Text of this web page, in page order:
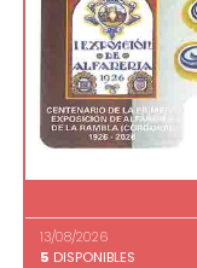
13/08/2026
5 DISPONIBLES